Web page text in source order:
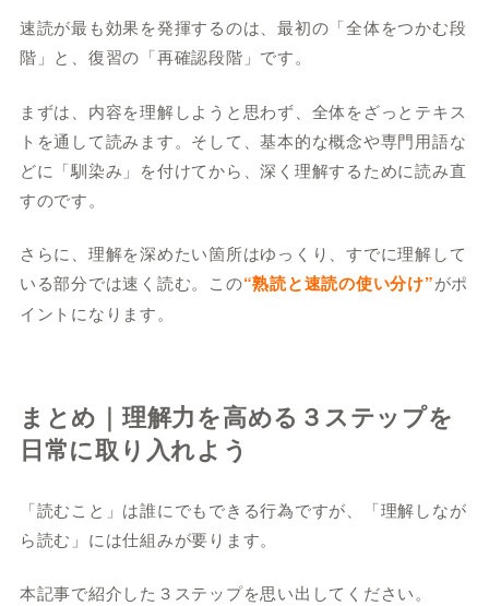
速読が最も効果を発揮するのは、最初の「全体をつかむ段
階」と、復習の「再確認段階」です。
まずは、内容を理解しようと思わず、全体をざっとテキス
トを通して読みます。そして、基本的な概念や専門用語な
どに「馴染み」を付けてから、深く理解するために読み直
すのです。
さらに、理解を深めたい箇所はゆっくり、すでに理解して
いる部分では速く読む。この“熟読と速読の使い分け”がポ
イントになります。
まとめ｜理解力を高める３ステップを
日常に取り入れよう
「読むこと」は誰にでもできる行為ですが、「理解しなが
ら読む」には仕組みが要ります。
本記事で紹介した３ステップを思い出してください。